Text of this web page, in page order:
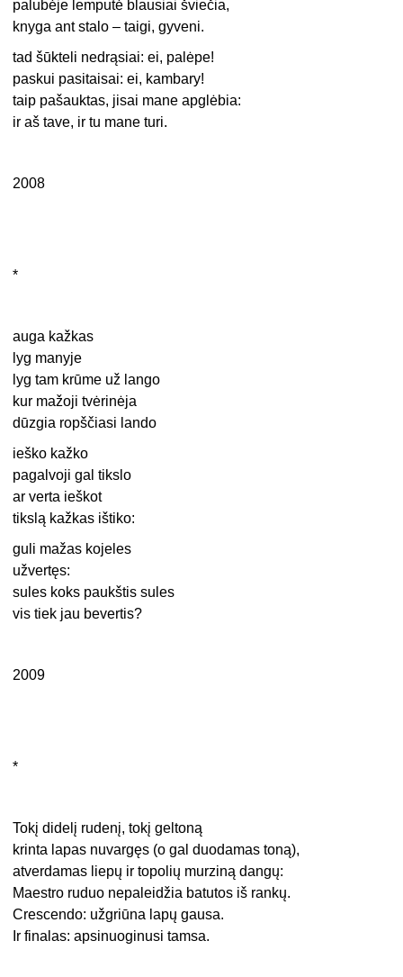
palubėje lemputė blausiai šviečia,
knyga ant stalo – taigi, gyveni.
tad šūkteli nedrąsiai: ei, palėpe!
paskui pasitaisai: ei, kambary!
taip pašauktas, jisai mane apglėbia:
ir aš tave, ir tu mane turi.
2008
*
auga kažkas
lyg manyje
lyg tam krūme už lango
kur mažoji tvėrinėja
dūzgia ropščiasi lando
ieško kažko
pagalvoji gal tikslo
ar verta ieškot
tikslą kažkas ištiko:
guli mažas kojeles
užvertęs:
sules koks paukštis sules
vis tiek jau bevertis?
2009
*
Tokį didelį rudenį, tokį geltoną
krinta lapas nuvargęs (o gal duodamas toną),
atverdamas liepų ir topolių murziną dangų:
Maestro ruduo nepaleidžia batutos iš rankų.
Crescendo: užgriūna lapų gausa.
Ir finalas: apsinuoginusi tamsa.